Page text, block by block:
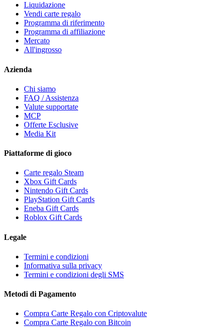
Liquidazione
Vendi carte regalo
Programma di riferimento
Programma di affiliazione
Mercato
All'ingrosso
Azienda
Chi siamo
FAQ / Assistenza
Valute supportate
MCP
Offerte Esclusive
Media Kit
Piattaforme di gioco
Carte regalo Steam
Xbox Gift Cards
Nintendo Gift Cards
PlayStation Gift Cards
Eneba Gift Cards
Roblox Gift Cards
Legale
Termini e condizioni
Informativa sulla privacy
Termini e condizioni degli SMS
Metodi di Pagamento
Compra Carte Regalo con Criptovalute
Compra Carte Regalo con Bitcoin